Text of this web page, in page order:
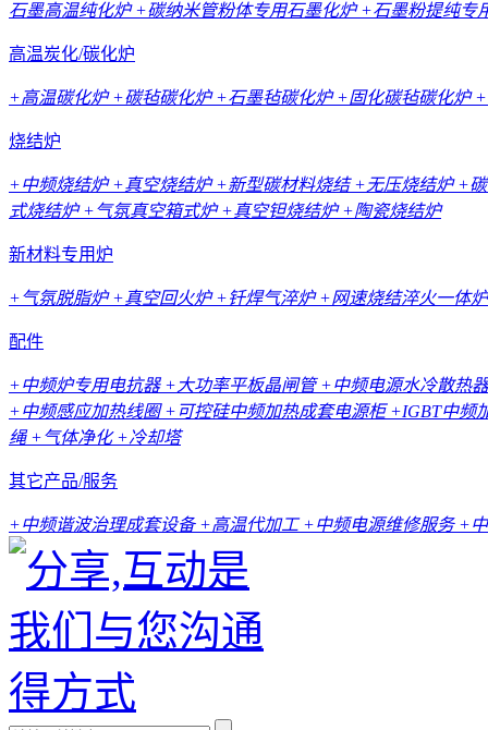
石墨高温纯化炉+碳纳米管粉体专用石墨化炉+石墨粉提纯专
高温炭化/碳化炉
+高温碳化炉+碳毡碳化炉+石墨毡碳化炉+固化碳毡碳化炉
烧结炉
+中频烧结炉+真空烧结炉+新型碳材料烧结+无压烧结炉+
式烧结炉+气氛真空箱式炉+真空钽烧结炉+陶瓷烧结炉
新材料专用炉
+气氛脱脂炉+真空回火炉+钎焊气淬炉+网速烧结淬火一体炉
配件
+中频炉专用电抗器 +大功率平板晶闸管+中频电源水冷散热
+中频感应加热线圈+可控硅中频加热成套电源柜+IGBT中频
绳 +气体净化+冷却塔
其它产品/服务
+中频谐波治理成套设备 +高温代加工+中频电源维修服务 +